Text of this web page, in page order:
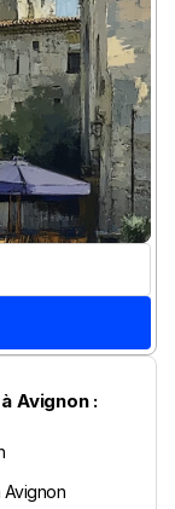
Avignon :
Avignon